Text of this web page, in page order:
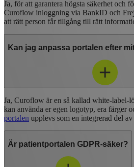
Ja, för att garantera högsta säkerhet och
Curoflow inloggning via BankID och
att rätt person får tillgång till rätt
Kan jag anpassa portalen efter
Ja, Curoflow är en så kallad white-label-
kan använda er egen logotyp, era färger
portalen upplevs som en integrerad del
Är patientportalen GDPR-säker?